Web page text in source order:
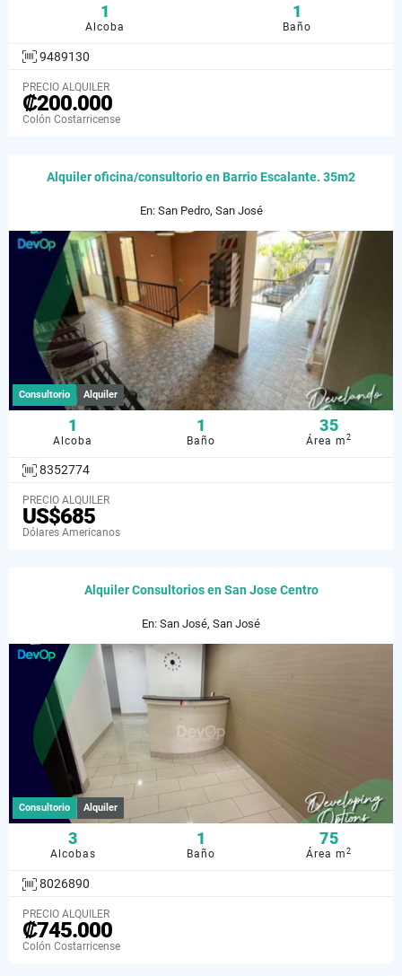
1
Alcoba
1
Baño
9489130
PRECIO ALQUILER
₡200.000
Colón Costarricense
Alquiler oficina/consultorio en Barrio Escalante. 35m2
En: San Pedro, San José
Consultorio Alquiler
1
Alcoba
1
Baño
35
Área m2
8352774
PRECIO ALQUILER
US$685
Dólares Americanos
Alquiler Consultorios en San Jose Centro
En: San José, San José
Consultorio Alquiler
3
Alcobas
1
Baño
75
Área m2
8026890
PRECIO ALQUILER
₡745.000
Colón Costarricense